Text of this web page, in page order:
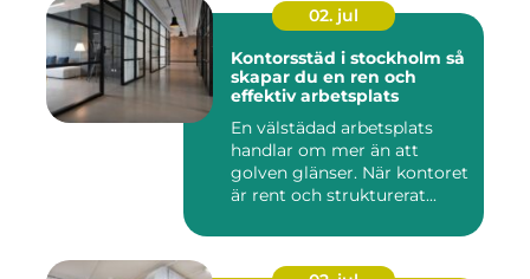
02. jul
Kontorsstäd i stockholm så
skapar du en ren och
effektiv arbetsplats
En välstädad arbetsplats
handlar om mer än att
golven glänser. När kontoret
är rent och strukturerat...